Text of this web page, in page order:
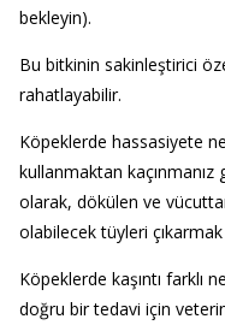
bekleyin).
Bu bitkinin sakinleştirici
rahatlayabilir.
Köpeklerde hassasiyete
kullanmaktan
olarak, dökülen ve
olabilecek tüyleri çıkarmak
Köpeklerde kaşıntı farklı
doğru bir tedavi için